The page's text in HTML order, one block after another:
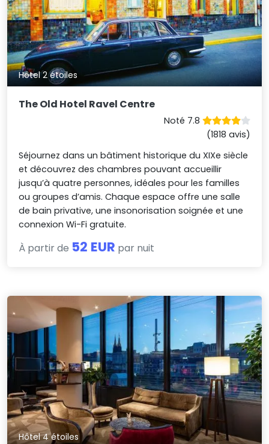
Hôtel 2 étoiles
The Old Hotel Ravel Centre
Noté 7.8
(1818 avis)
Séjournez dans un bâtiment historique du XIXe siècle
et découvrez des chambres pouvant accueillir
jusqu’à quatre personnes, idéales pour les familles
ou groupes d’amis. Chaque espace offre une salle
de bain privative, une insonorisation soignée et une
connexion Wi-Fi gratuite.
À partir de 52 EUR par nuit
Hôtel 4 étoiles